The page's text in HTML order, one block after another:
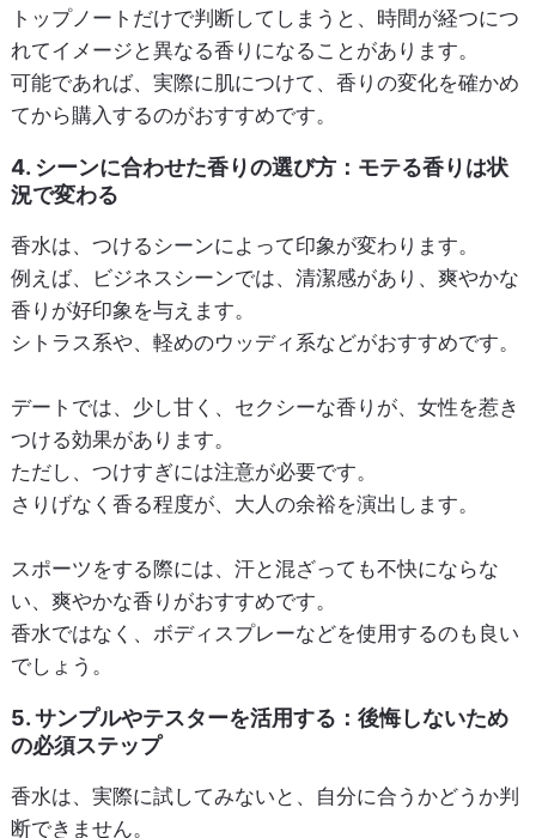
トップノートだけで判断してしまうと、時間が経つにつ
れてイメージと異なる香りになることがあります。
可能であれば、実際に肌につけて、香りの変化を確かめ
てから購入するのがおすすめです。
4. シーンに合わせた香りの選び方：モテる香りは状
況で変わる
香水は、つけるシーンによって印象が変わります。
例えば、ビジネスシーンでは、清潔感があり、爽やかな
香りが好印象を与えます。
シトラス系や、軽めのウッディ系などがおすすめです。
デートでは、少し甘く、セクシーな香りが、女性を惹き
つける効果があります。
ただし、つけすぎには注意が必要です。
さりげなく香る程度が、大人の余裕を演出します。
スポーツをする際には、汗と混ざっても不快にならな
い、爽やかな香りがおすすめです。
香水ではなく、ボディスプレーなどを使用するのも良い
でしょう。
5. サンプルやテスターを活用する：後悔しないため
の必須ステップ
香水は、実際に試してみないと、自分に合うかどうか判
断できません。